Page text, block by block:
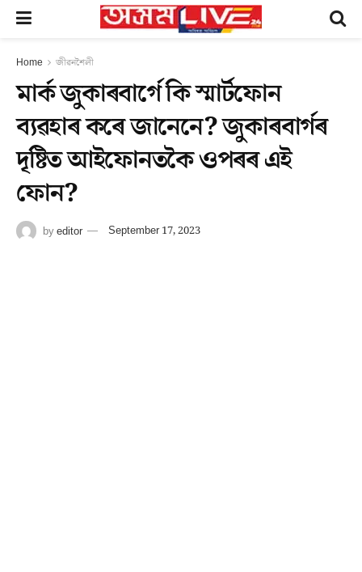
Home জীৱনশৈলী
মাৰ্ক জুকাৰবাৰ্গে কি স্মাৰ্টফোন
ব্যৱহাৰ কৰে জানেনে? জুকাৰবাৰ্গৰ
দৃষ্টিত আইফোনতকৈ ওপৰৰ এই
ফোন?
byeditor September 17, 2023